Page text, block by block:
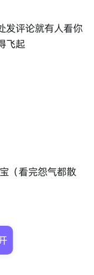
发评论就有人看你
飞起
（看完怨气都散